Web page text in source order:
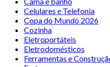
Celulares e Telefonia
Copa do Mundo 2026
Cozinha
Eletroportáteis
Eletrodomésticos
Ferramentas e